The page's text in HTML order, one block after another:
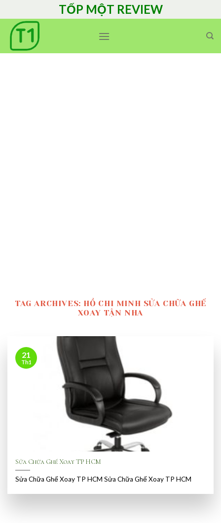
to
content
TỐP MỘT REVIEW
TAG ARCHIVES: HỒ CHI MINH SỬA CHỮA GHẾ
XOAY TẬN NHA
Sửa Chữa Ghế Xoay TP HCM
Sửa Chữa Ghế Xoay TP HCM Sửa Chữa Ghế Xoay TP HCM
21
Th1